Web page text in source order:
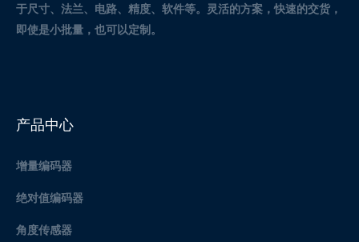
于尺寸、法兰、电路、精度、软件等。灵活的方案，快速的交货，
即使是小批量，也可以定制。
产品中心
增量编码器
绝对值编码器
角度传感器